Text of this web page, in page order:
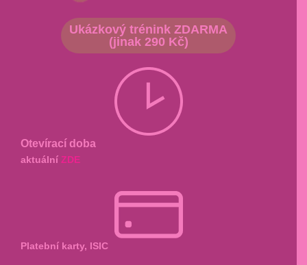
Ukázkový trénink ZDARMA
(jinak 290 Kč)
Otevírací doba
aktuální ZDE
Platební karty, ISIC